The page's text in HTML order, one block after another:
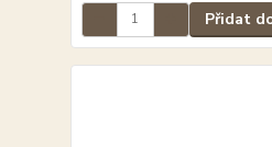
Přidat